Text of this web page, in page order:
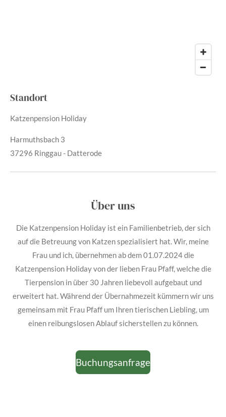
Standort
Katzenpension Holiday
Harmuthsbach 3
37296 Ringgau - Datterode
Über uns
Die Katzenpension Holiday ist ein Familienbetrieb, der sich
auf die Betreuung von Katzen spezialisiert hat. Wir, meine
Frau und ich, übernehmen ab dem 01.07.2024 die
Katzenpension Holiday von der lieben Frau Pfaff, welche die
Tierpension in über 30 Jahren liebevoll aufgebaut und
erweitert hat. Während der Übernahmezeit kümmern wir uns
gemeinsam mit Frau Pfaff um Ihren tierischen Liebling, um
einen reibungslosen Ablauf sicherstellen zu können.
Buchungsanfrage